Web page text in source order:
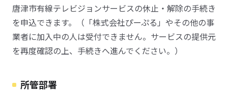
唐津市有線テレビジョンサービスの休止・解除の手続き
を申込できます。（「株式会社ぴーぷる」やその他の事
業者に加入中の人は受付できません。サービスの提供元
を再度確認の上、手続きへ進んでください。）
所管部署